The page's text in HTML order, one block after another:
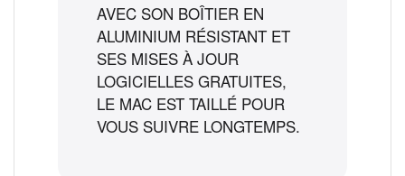
AVEC SON BOÎTIER EN
ALUMINIUM RÉSISTANT ET
SES MISES À JOUR
LOGICIELLES GRATUITES,
LE MAC EST TAILLÉ POUR
VOUS SUIVRE LONGTEMPS.